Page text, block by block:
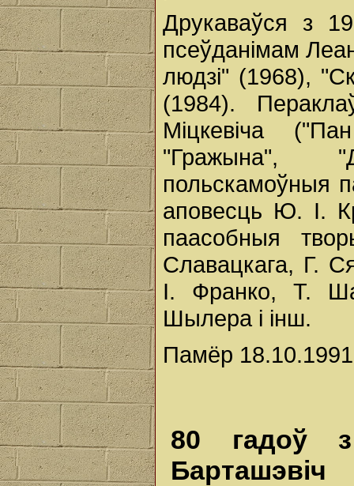
Друкаваўся з
псеўданімам
людзі" (1968),
(1984).
Міцкевіча
"Гражына",
польскамоўныя
аповесць Ю. І.
паасобныя
Славацкага, Г.
І. Франко, Т.
Шылера і інш.
Памёр 18.10.1991
80 гадоў
Барташэвіч